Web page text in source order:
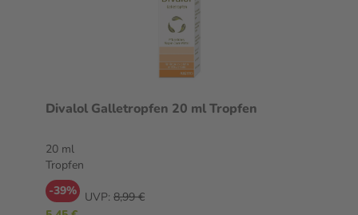
Divalol Galletropfen 20 ml Tropfen
20 ml
Tropfen
-39% UVP: 8,99 €